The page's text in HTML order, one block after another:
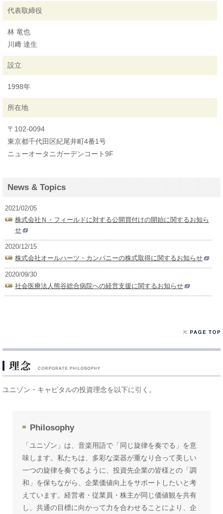
代表取締役
林 竜也
川﨑 達生
設立
1998年
所在地
〒102-0094
東京都千代田区紀尾井町4番1号
ニューオータニガーデンコート9F
News & Topics
2021/02/05
株式会社Ｎ・フィールドに対する公開買付けの開始に関するお知ら
せ
2020/12/15
株式会社オールハーツ・カンパニーの株式取得に関するお知らせ
2020/09/30
社会医療法人熊谷総合病院への経営支援に関するお知らせ
ユニゾン・キャピタルの投資理念を以下に引く。
Philosophy
「ユニゾン」は、⾳楽⽤語で「同じ旋律を奏でる」を意
味します。私たちは、多彩な楽器が重なり合って美しい
⼀つの旋律を奏でるように、投資先企業の皆様との「調
和」を保ちながら、企業価値向上をサポートしたいと考
えています。経営者・従業員・株主が同じ価値観を共有
し、共通の⽬標に向かって⼒を合わせることにより、企